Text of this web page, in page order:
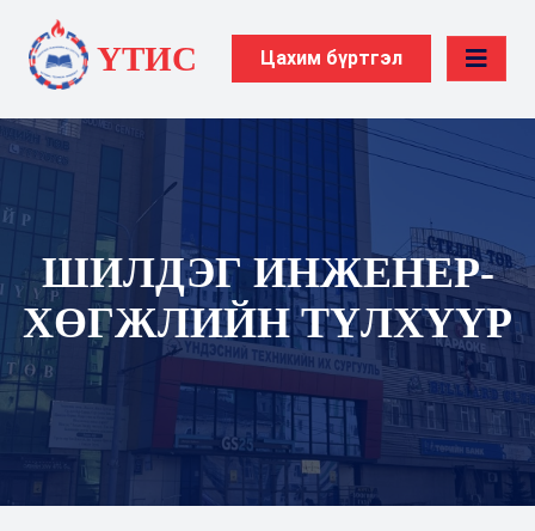
ҮТИС Цахим бүртгэл
ШИЛДЭГ ИНЖЕНЕР-
ХӨГЖЛИЙН ТҮЛХҮҮР